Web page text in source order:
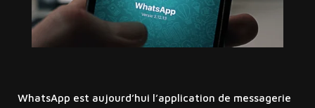
WhatsApp est aujourd’hui l’application de messagerie